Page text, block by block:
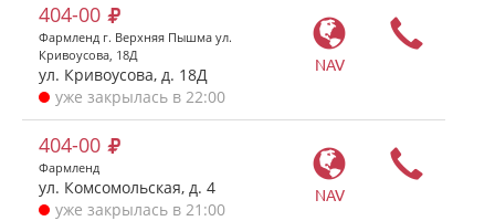
NAV
404-00
Фармленд г. Верхняя Пышма ул.
Кривоусова, 18Д
ул. Кривоусова, д. 18Д
уже закрылась в 22:00
NAV
404-00
Фармленд
ул. Комсомольская, д. 4
уже закрылась в 21:00